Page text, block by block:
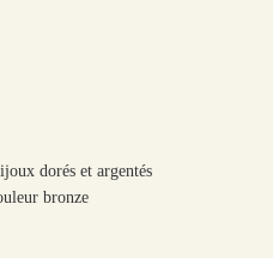
dorés et argentés
bronze